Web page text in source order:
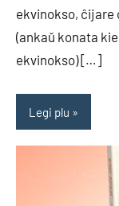
ekvinokso, ĉijare
(ankaŭ konata
ekvinokso) […]
Legi plu